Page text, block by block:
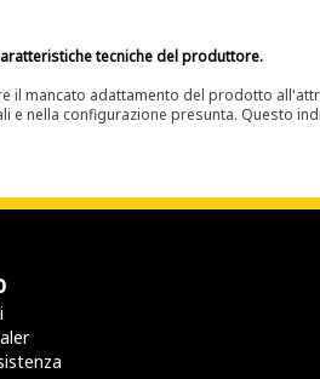
tecniche del produttore.
mancato adattamento del prodotto
e nella configurazione presunta. Questo